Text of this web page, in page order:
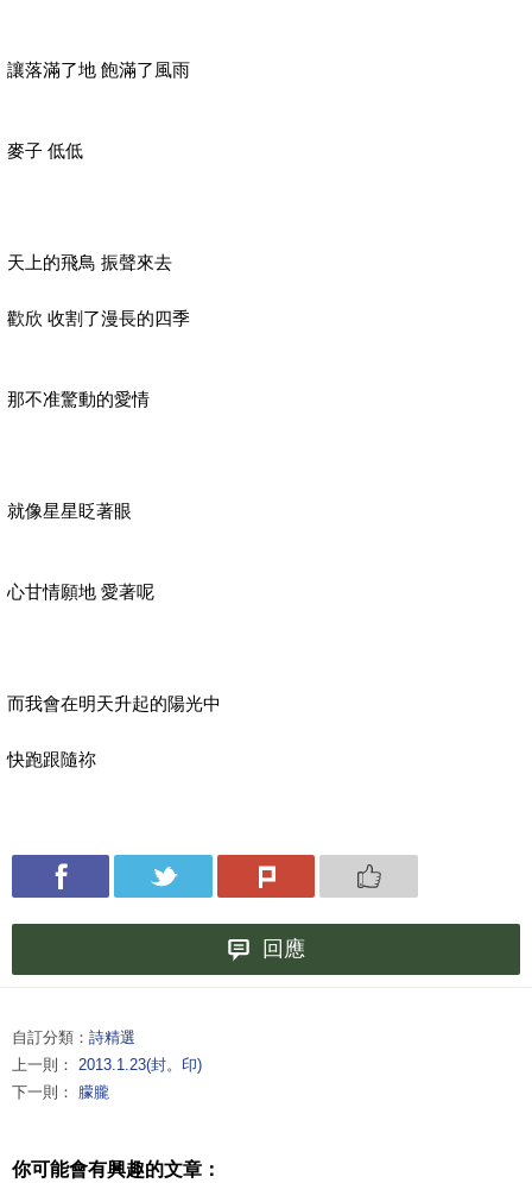
讓落滿了地 飽滿了風雨
麥子 低低
天上的飛鳥 振聲來去
歡欣 收割了漫長的四季
那不准驚動的愛情
就像星星眨著眼
心甘情願地 愛著呢
而我會在明天升起的陽光中
快跑跟隨祢
回應
自訂分類： 詩精選
上一則： 2013.1.23(封。印)
下一則： 朦朧
你可能會有興趣的文章：